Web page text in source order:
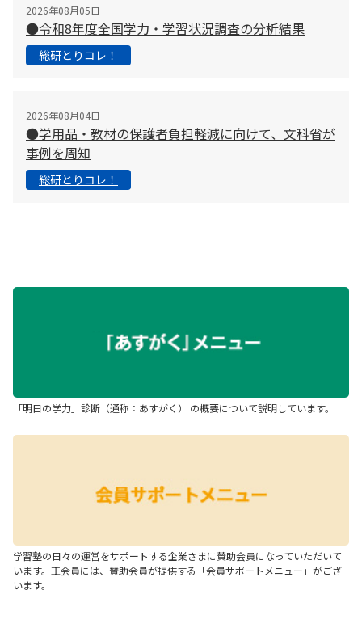
2026年08月05日
●令和8年度全国学力・学習状況調査の分析結果
総研とりコレ！
2026年08月04日
●学用品・教材の保護者負担軽減に向けて、文科省が
事例を周知
総研とりコレ！
「明日の学力」診断（通称：あすがく） の概要について説明しています。
学習塾の日々の運営をサポートする企業さまに賛助会員になっていただいて
います。正会員には、賛助会員が提供する「会員サポートメニュー」がござ
います。